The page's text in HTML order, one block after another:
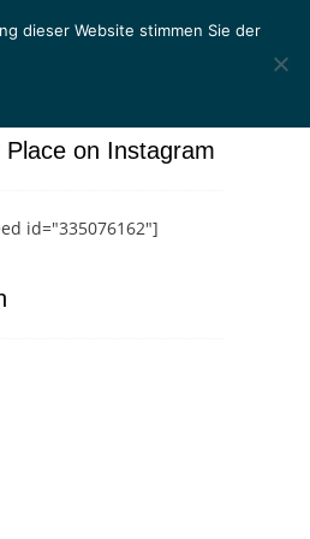
Place on Instagram
id="335076162"]
dieser Website stimmen Sie der